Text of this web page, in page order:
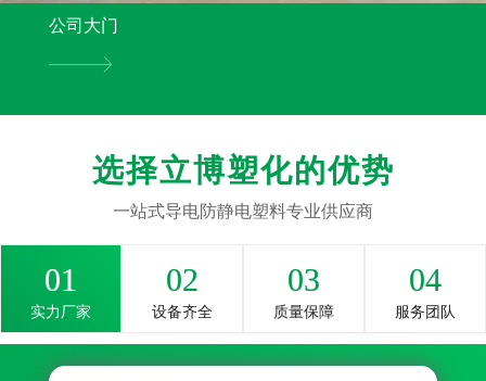
公司大门
选择立博塑化的优势
一站式导电防静电塑料专业供应商
01
实力厂家
02
设备齐全
03
质量保障
04
服务团队